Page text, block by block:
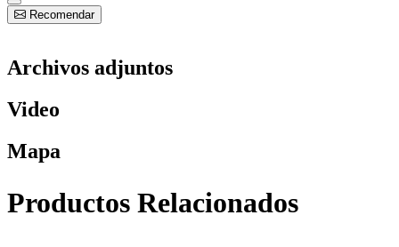
Recomendar
Archivos adjuntos
Video
Mapa
Productos Relacionados